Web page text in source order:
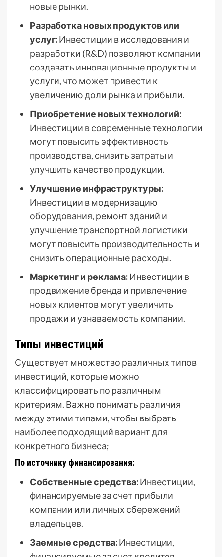
новые рынки.
Разработка новых продуктов или
услуг:Инвестиции в исследования и
разработки (R&D) позволяют компании
создавать инновационные продукты и
услуги, что может привести к
увеличению доли рынка и прибыли.
Приобретение новых технологий:
Инвестиции в современные технологии
могут повысить эффективность
производства, снизить затраты и
улучшить качество продукции.
Улучшение инфраструктуры:
Инвестиции в модернизацию
оборудования, ремонт зданий и
улучшение транспортной логистики
могут повысить производительность и
снизить операционные расходы.
Маркетинг и реклама:Инвестиции в
продвижение бренда и привлечение
новых клиентов могут увеличить
продажи и узнаваемость компании.
Типы инвестиций
Существует множество различных типов
инвестиций, которые можно
классифицировать по различным
критериям. Важно понимать различия
между этими типами, чтобы выбрать
наиболее подходящий вариант для
конкретного бизнеса;
По источнику финансирования:
Собственные средства:Инвестиции,
финансируемые за счет прибыли
компании или личных сбережений
владельцев.
Заемные средства:Инвестиции,